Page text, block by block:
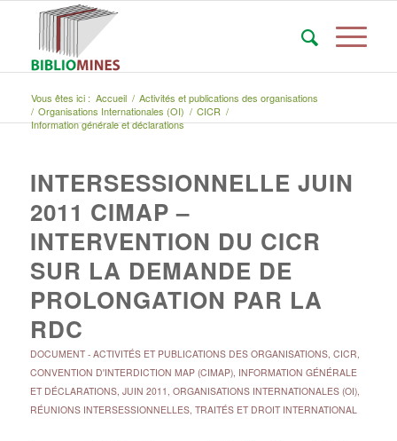
Vous êtes ici : Accueil / Activités et publications des organisations
/ Organisations Internationales (OI) / CICR /
Information générale et déclarations
INTERSESSIONNELLE JUIN
2011 CIMAP –
INTERVENTION DU CICR
SUR LA DEMANDE DE
PROLONGATION PAR LA
RDC
DOCUMENT- ACTIVITÉS ET PUBLICATIONS DES ORGANISATIONS, CICR,
CONVENTION D'INTERDICTION MAP (CIMAP), INFORMATION GÉNÉRALE
ET DÉCLARATIONS, JUIN 2011 , ORGANISATIONS INTERNATIONALES (OI),
RÉUNIONS INTERSESSIONNELLES, TRAITÉS ET DROIT INTERNATIONAL